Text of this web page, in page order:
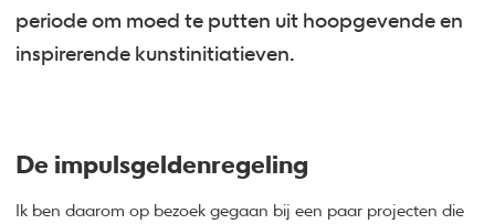
periode om moed te putten uit hoopgevende en
inspirerende kunstinitiatieven.
De impulsgeldenregeling
Ik ben daarom op bezoek gegaan bij een paar projecten die